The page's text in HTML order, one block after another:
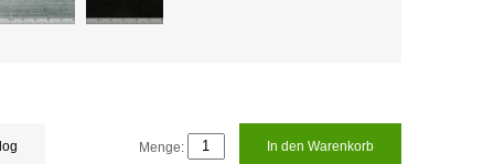
Menge: In den Warenkorb